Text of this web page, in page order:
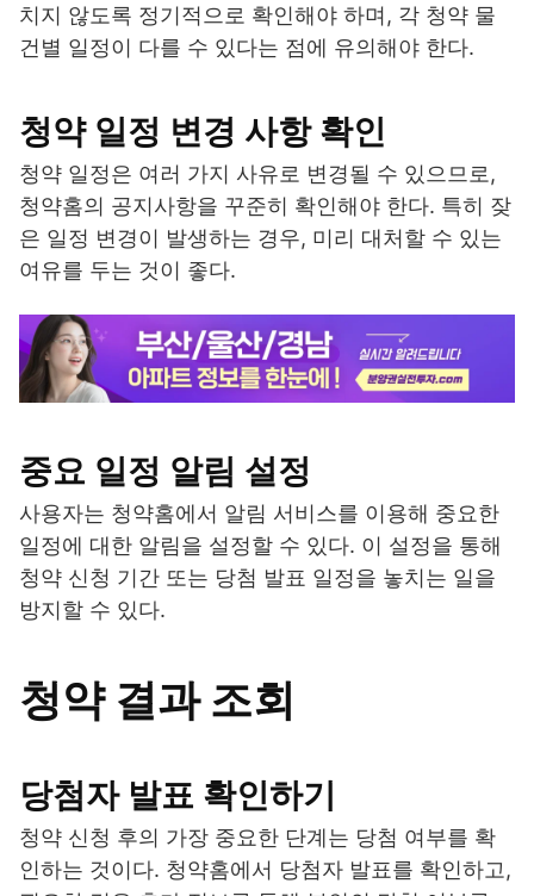
치지 않도록 정기적으로 확인해야 하며, 각 청약 물
건별 일정이 다를 수 있다는 점에 유의해야 한다.
청약 일정 변경 사항 확인
청약 일정은 여러 가지 사유로 변경될 수 있으므로,
청약홈의 공지사항을 꾸준히 확인해야 한다. 특히 잦
은 일정 변경이 발생하는 경우, 미리 대처할 수 있는
여유를 두는 것이 좋다.
중요 일정 알림 설정
사용자는 청약홈에서 알림 서비스를 이용해 중요한
일정에 대한 알림을 설정할 수 있다. 이 설정을 통해
청약 신청 기간 또는 당첨 발표 일정을 놓치는 일을
방지할 수 있다.
청약 결과 조회
당첨자 발표 확인하기
청약 신청 후의 가장 중요한 단계는 당첨 여부를 확
인하는 것이다. 청약홈에서 당첨자 발표를 확인하고,